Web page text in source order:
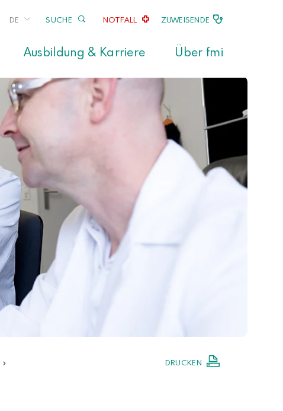
DE SUCHE NOTFALL ZUWEISENDE
Ausbildung & Karriere Über fmi
DRUCKEN